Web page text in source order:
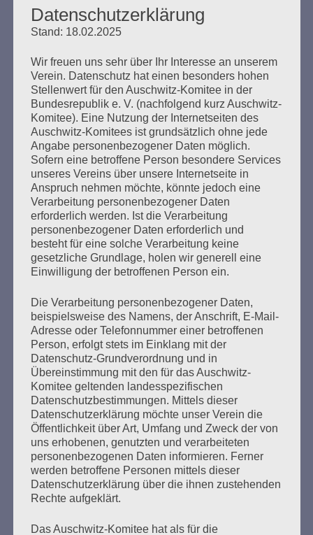
Verteidiger Waterkamp kündigte Fragen an („Nichts
Schlimmes, keine Angst“). Er fragte nach dem „Netzwerk“,
welches…
mehr ...
18. Verhandlungstag, Mittwoch,
05.02.2020
Erstellt am 5. Februar 2020
Der französische Überlebende Henri Zajdenwerger, 92
Jahre alt, wohnhaft in Paris, sagt als Zeuge aus. Seine
Aussage wird von einer Dolmetscherin übersetzt. Henri
in das KZ Kaunas und weiter in ein Gefängnis nach Tallin
verschleppt. Von dort kam er per Schiff nach Danzig und
Ende August 1944…
mehr ...
Seitennummerierung
der
Beiträge
Zurück 25 Weiter
Datenschutzerklärung
Stand: 18.02.2025
Wir freuen uns sehr über Ihr Interesse an unserem
Verein. Datenschutz hat einen besonders hohen
Stellenwert für den Auschwitz-Komitee in der
Bundesrepublik e. V. (nachfolgend kurz Auschwitz-
Komitee). Eine Nutzung der Internetseiten des
Auschwitz-Komitees ist grundsätzlich ohne jede
Angabe personenbezogener Daten möglich.
Sofern eine betroffene Person besondere Services
unseres Vereins über unsere Internetseite in
Anspruch nehmen möchte, könnte jedoch eine
Verarbeitung personenbezogener Daten
erforderlich werden. Ist die Verarbeitung
personenbezogener Daten erforderlich und
besteht für eine solche Verarbeitung keine
gesetzliche Grundlage, holen wir generell eine
Einwilligung der betroffenen Person ein.
Die Verarbeitung personenbezogener Daten,
beispielsweise des Namens, der Anschrift, E-Mail-
Adresse oder Telefonnummer einer betroffenen
Person, erfolgt stets im Einklang mit der
Datenschutz-Grundverordnung und in
Übereinstimmung mit den für das Auschwitz-
Komitee geltenden landesspezifischen
Datenschutzbestimmungen. Mittels dieser
Datenschutzerklärung möchte unser Verein die
Öffentlichkeit über Art, Umfang und Zweck der von
uns erhobenen, genutzten und verarbeiteten
personenbezogenen Daten informieren. Ferner
werden betroffene Personen mittels dieser
Datenschutzerklärung über die ihnen zustehenden
Rechte aufgeklärt.
Das Auschwitz-Komitee hat als für die